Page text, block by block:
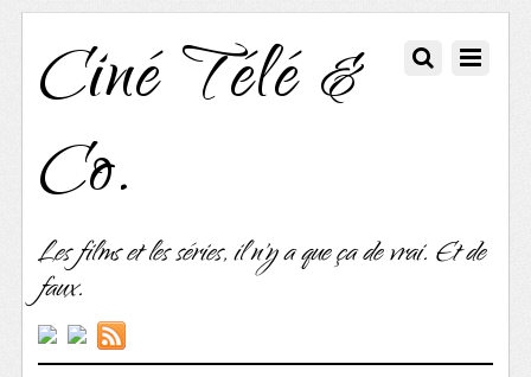
Ciné Télé &
Co.
Les films et les séries, il n'y a que ça de vrai. Et de
faux.